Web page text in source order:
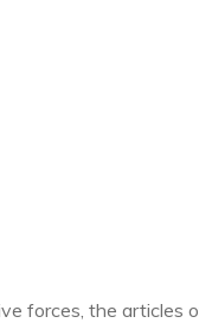
forces, the articles